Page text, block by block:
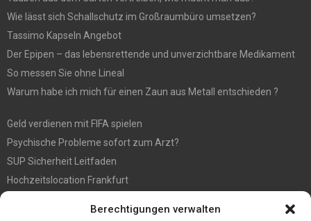
Berechtigungen verwalten
Wie lässt sich Schallschutz im Großraumbüro umsetzen?
Tassimo Kapseln Angebot
Der Epipen – das lebensrettende und unverzichtbare Medikament
So messen Sie ohne Lineal
Warum habe ich mich für einen Zaun aus Metall entschieden ?
Geld verdienen mit FIFA spielen
Psychische Probleme sofort zum Arzt?
SUP Sicherheit Leitfaden
Hochzeitslocation Frankfurt
Großer Spaß auf der Kirmes in Bonn!